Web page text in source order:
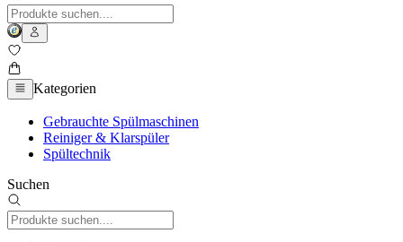
Kategorien
Gebrauchte Spülmaschinen
Reiniger & Klarspüler
Spültechnik
Suchen